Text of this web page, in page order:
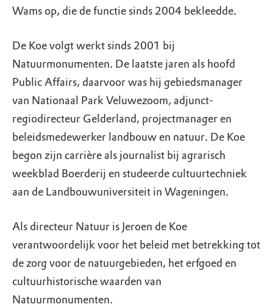
Wams op, die de functie sinds 2004 bekleedde.
De Koe volgt werkt sinds 2001 bij
Natuurmonumenten. De laatste jaren als hoofd
Public Affairs, daarvoor was hij gebiedsmanager
van Nationaal Park Veluwezoom, adjunct-
regiodirecteur Gelderland, projectmanager en
beleidsmedewerker landbouw en natuur. De Koe
begon zijn carrière als journalist bij agrarisch
weekblad Boerderij en studeerde cultuurtechniek
aan de Landbouwuniversiteit in Wageningen.
Als directeur Natuur is Jeroen de Koe
verantwoordelijk voor het beleid met betrekking tot
de zorg voor de natuurgebieden, het erfgoed en
cultuurhistorische waarden van
Natuurmonumenten.